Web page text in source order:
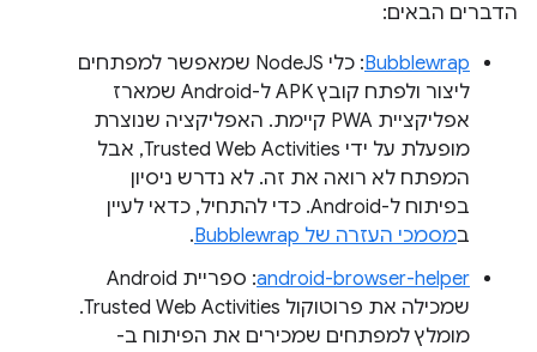
הדברים הבאים:
Bubblewrap
: כלי NodeJS שמאפשר למפתחים
ליצור ולפתח קובץ APK ל-Android שמארז
אפליקציית PWA קיימת. האפליקציה שנוצרת
מופעלת על ידי Trusted Web Activities, אבל
המפתח לא רואה את זה. לא נדרש ניסיון
בפיתוח ל-Android. כדי להתחיל, כדאי לעיין
במסמכי העזרה של Bubblewrap
.
android-browser-helper
: ספריית Android
שמכילה את פרוטוקול Trusted Web Activities.
מומלץ למפתחים שמכירים את הפיתוח ב-